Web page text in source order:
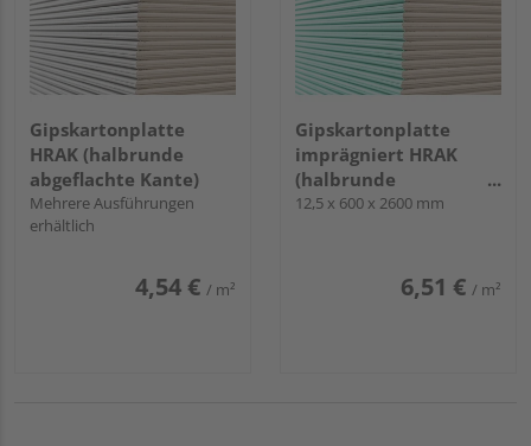
Gipskartonplatte
HRAK (halbrunde
abgeflachte Kante)
Mehrere Ausführungen
erhältlich
4,54 € / m²
Gipskartonplatte
imprägniert HRAK
(halbrunde
abgeflachte Kante)
12,5 x 600 x 2600 mm
6,51 € / m²